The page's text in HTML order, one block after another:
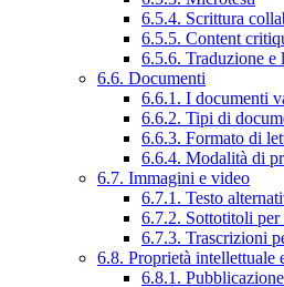
6.5.4. Scrittura
6.5.5. Content
6.5.6. Traduzione e
6.6. Documenti
6.6.1. I documenti
6.6.2. Tipi di
6.6.3. Formato di
6.6.4. Modalità di
6.7. Immagini e video
6.7.1. Testo
6.7.2. Sottotitoli
6.7.3. Trascrizioni
6.8. Proprietà intellettuale
6.8.1.